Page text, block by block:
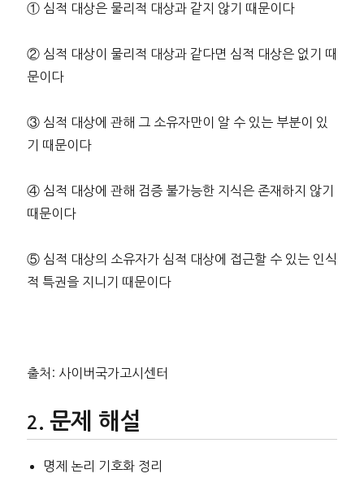
① 심적 대상은 물리적 대상과 같지 않기 때문이다
② 심적 대상이 물리적 대상과 같다면 심적 대상은 없기 때
문이다
③ 심적 대상에 관해 그 소유자만이 알 수 있는 부분이 있
기 때문이다
④ 심적 대상에 관해 검증 불가능한 지식은 존재하지 않기
때문이다
⑤ 심적 대상의 소유자가 심적 대상에 접근할 수 있는 인식
적 특권을 지니기 때문이다
출처: 사이버국가고시센터
문제 해설
명제 논리 기호화 정리